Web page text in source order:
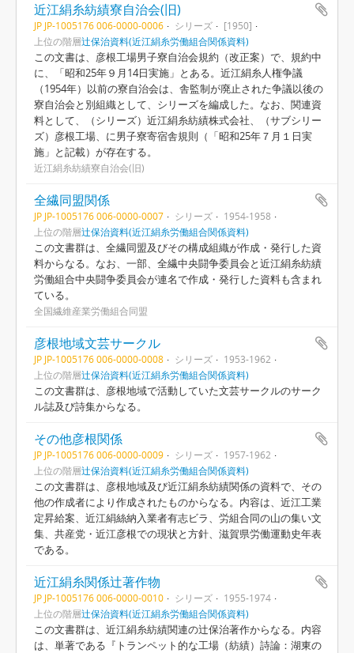
近江絹糸紡績寮自治会(旧)
JP JP-1005176 006-0000-0006 シリーズ
[1950]
上位の階層辻保治資料(近江絹糸労働組合関係資料)
この文書は、彦根工場男子寮自治会規約（改正案）で、規約中
に、「昭和25年９月14日実施」とある。近江絹糸人権争議
（1954年）以前の寮自治会は、舎監制が廃止された争議以後の
寮自治会と別組織として、シリーズを編成した。なお、関連資
料として、（シリーズ）近江絹糸紡績株式会社、（サブシリー
ズ）彦根工場、に男子寮寄宿舎規則（「昭和25年７月１日実
施」と記載）が存在する。
近江絹糸紡績寮自治会(旧)
全繊同盟関係
JP JP-1005176 006-0000-0007 シリーズ
1954-1958
上位の階層辻保治資料(近江絹糸労働組合関係資料)
この文書群は、全繊同盟及びその構成組織が作成・発行した資
料からなる。なお、一部、全繊中央闘争委員会と近江絹糸紡績
労働組合中央闘争委員会が連名で作成・発行した資料も含まれ
ている。
全国繊維産業労働組合同盟
彦根地域文芸サークル
JP JP-1005176 006-0000-0008 シリーズ
1953-1962
上位の階層辻保治資料(近江絹糸労働組合関係資料)
この文書群は、彦根地域で活動していた文芸サークルのサーク
ル誌及び詩集からなる。
その他彦根関係
JP JP-1005176 006-0000-0009 シリーズ
1957-1962
上位の階層辻保治資料(近江絹糸労働組合関係資料)
この文書群は、彦根地域及び近江絹糸紡績関係の資料で、その
他の作成者により作成されたものからなる。内容は、近江工業
定昇給案、近江絹絲納入業者有志ビラ、労組合同の山の集い文
集、共産党・近江彦根での現状と方針、滋賀県労働運動史年表
である。
近江絹糸関係辻著作物
JP JP-1005176 006-0000-0010 シリーズ
1955-1974
上位の階層辻保治資料(近江絹糸労働組合関係資料)
この文書群は、近江絹糸紡績関連の辻保治著作からなる。内容
は、単著である『トランペット的な工場（紡績）詩論：湖東の